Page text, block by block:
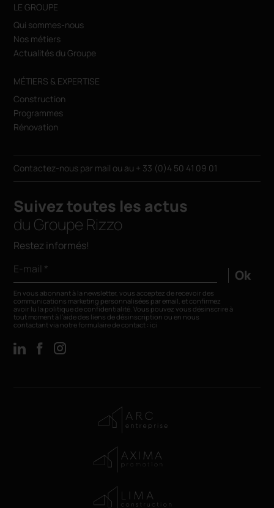
LE GROUPE
Qui sommes-nous
Nos métiers
Actualités du Groupe
MÉTIERS & EXPERTISE
Construction
Programmes
Rénovation
Contactez-nous par mail ou au + 33 (0)4 50 41 09 01
Suivez toutes les actus
du Groupe Rizzo
Restez informés!
E-mail *
Ok
En vous abonnant à la newsletter, vous acceptez de recevoir des
communications marketing personnalisées par email, et confirmez
avoir lu la politique de confidentialité. Vous pouvez vous désinscrire à
tout moment à l’aide des liens de désinscription ou en nous
contactant via notre formulaire de contact : ici